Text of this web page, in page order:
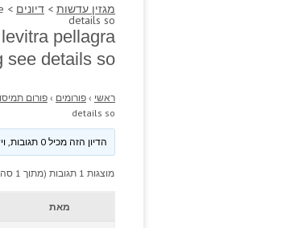
מגזין עדשות > דיונים
details so
pellagra
see details so
ראשי › פורומים › פורום
details so
הדיון הזה מכיל 0 תגובות, ויש לו משתתף 1, והוא עודכן לאחרונה ע״י
מוצגות 1 תגובות (מתוך 1 סה״כ)
מאת